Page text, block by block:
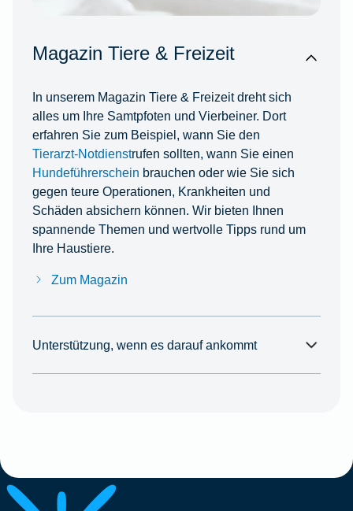
Magazin Tiere & Freizeit
In unserem Magazin Tiere & Freizeit dreht sich
alles um Ihre Samtpfoten und Vierbeiner. Dort
erfahren Sie zum Beispiel, wann Sie den
Tierarzt-Notdienstrufen sollten, wann Sie einen
Hundeführerschein brauchen oder wie Sie sich
gegen teure Operationen, Krankheiten und
Schäden absichern können. Wir bieten Ihnen
spannende Themen und wertvolle Tipps rund um
Ihre Haustiere.
Zum Magazin
Unterstützung, wenn es darauf ankommt